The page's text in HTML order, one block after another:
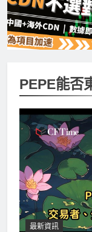
PEPE能否
最新資訊